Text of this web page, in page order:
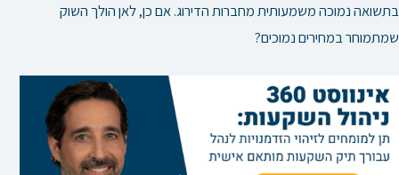
בתשואה נמוכה משמעותית מחברות הדירוג. אם כן, לאן הולך השוק
שמתמוחר במחירים נמוכים?